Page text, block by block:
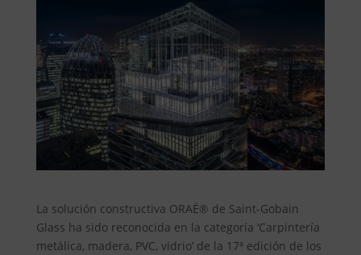
La solución constructiva ORAÉ® de Saint-Gobain
Glass ha sido reconocida en la categoría ‘Carpintería
metálica, madera, PVC, vidrio’ de la 17ª edición de los